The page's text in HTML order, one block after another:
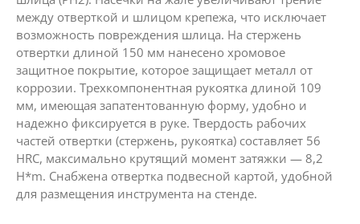
между отверткой и шлицом крепежа, что исключает
возможность повреждения шлица. На стержень
отвертки длиной 150 мм нанесено хромовое
защитное покрытие, которое защищает металл от
коррозии. Трехкомпонентная рукоятка длиной 109
мм, имеющая запатентованную форму, удобно и
надежно фиксируется в руке. Твердость рабочих
частей отвертки (стержень, рукоятка) составляет 56
HRC, максимально крутящий момент затяжки — 8,2
H*m. Снабжена отвертка подвесной картой, удобной
для размещения инструмента на стенде.